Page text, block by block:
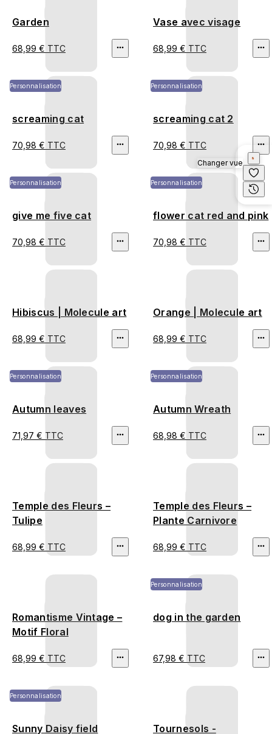
Garden
68,99 € TTC
Vase avec visage
68,99 € TTC
Personnalisation
screaming cat
70,98 € TTC
Personnalisation
screaming cat 2
70,98 € TTC
Personnalisation
give me five cat
70,98 € TTC
Personnalisation
flower cat red and pink
70,98 € TTC
Hibiscus | Molecule art
68,99 € TTC
Orange | Molecule art
68,99 € TTC
Personnalisation
Autumn leaves
71,97 € TTC
Personnalisation
Autumn Wreath
68,98 € TTC
Temple des Fleurs –
Tulipe
68,99 € TTC
Temple des Fleurs –
Plante Carnivore
68,99 € TTC
Romantisme Vintage –
Motif Floral
68,99 € TTC
Personnalisation
dog in the garden
67,98 € TTC
Personnalisation
Sunny Daisy field
Tournesols -
Changer vue